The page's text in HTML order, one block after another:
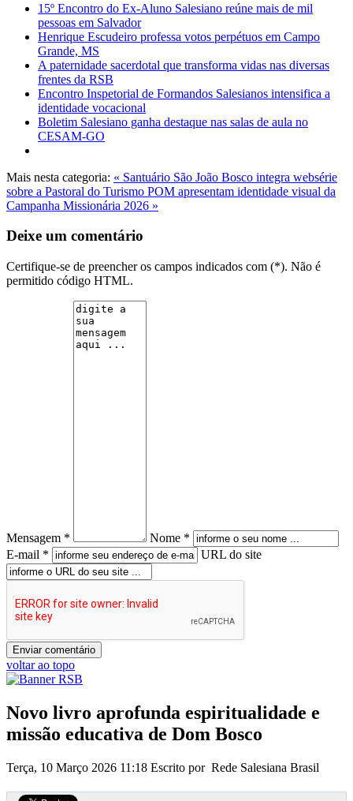
15º Encontro do Ex-Aluno Salesiano reúne mais de mil
pessoas em Salvador
Henrique Escudeiro professa votos perpétuos em Campo
Grande, MS
A paternidade sacerdotal que transforma vidas nas diversas
frentes da RSB
Encontro Inspetorial de Formandos Salesianos intensifica a
identidade vocacional
Boletim Salesiano ganha destaque nas salas de aula no
CESAM-GO
Mais nesta categoria: « Santuário São João Bosco integra websérie
sobre a Pastoral do Turismo POM apresentam identidade visual da
Campanha Missionária 2026 »
Deixe um comentário
Certifique-se de preencher os campos indicados com (*). Não é
permitido código HTML.
Mensagem *
Nome *
E-mail *
URL do site
voltar ao topo
Novo livro aprofunda espiritualidade e
missão educativa de Dom Bosco
Terça, 10 Março 2026 11:18 Escrito por Rede Salesiana Brasil